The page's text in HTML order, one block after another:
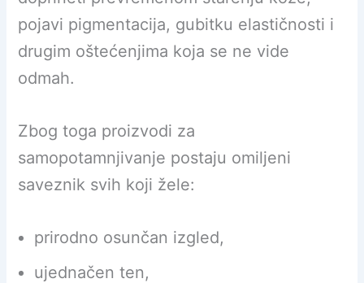
pojavi pigmentacija, gubitku elastičnosti i
drugim oštećenjima koja se ne vide
odmah.
Zbog toga proizvodi za
samopotamnjivanje postaju omiljeni
saveznik svih koji žele:
prirodno osunčan izgled,
ujednačen ten,